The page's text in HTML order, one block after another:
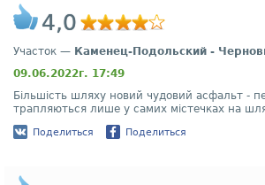
4,0
Участок — Каменец-Подольский -
09.06.2022г. 17:49
Більшість шляху новий чудовий асфальт -
трапляються лише у самих містечках на
Поделиться Поделиться